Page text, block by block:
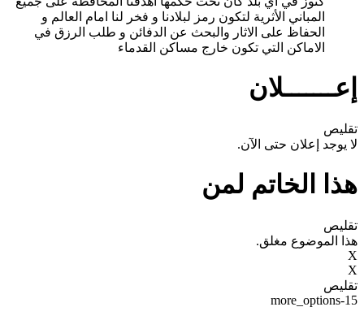
المباني الأثرية لتكون رمز لبلادنا و فخر لنا امام العالم و
الحفاظ على الاثار والبحث عن الدفائن و طلب الرزق في
الاماكن التي تكون خارج مساكن القدماء
إعـــــــلان
تقليص
لا يوجد إعلان حتى الآن.
هذا الخاتم لمن
تقليص
هذا الموضوع مغلق.
X
X
تقليص
more_options-15